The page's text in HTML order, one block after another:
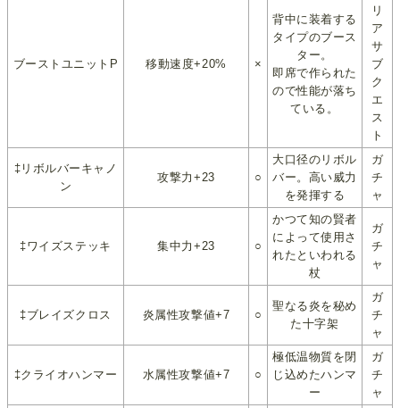
ブーストユニットP 移動速度+20% ×
背中に装着する
タイプのブース
ター。
即席で作られた
ので性能が落ち
ている。
リ
ア
サ
ブ
ク
エ
ス
ト
‡リボルバーキャノ
ン
攻撃力+23 ○
大口径のリボル
バー。高い威力
を発揮する
ガ
チ
ャ
‡ワイズステッキ 集中力+23 ○
かつて知の賢者
によって使用さ
れたといわれる
杖
ガ
チ
ャ
‡ブレイズクロス 炎属性攻撃値+7 ○
聖なる炎を秘め
た十字架
ガ
チ
ャ
‡クライオハンマー 水属性攻撃値+7 ○
極低温物質を閉
じ込めたハンマ
ー
ガ
チ
ャ